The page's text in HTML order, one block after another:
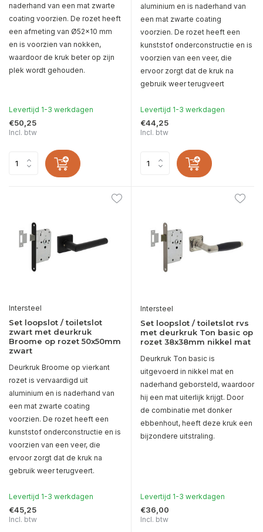
naderhand van een mat zwarte
coating voorzien. De rozet heeft
een afmeting van Ø52x10 mm
en is voorzien van nokken,
waardoor de kruk beter op zijn
plek wordt gehouden.
Levertijd 1-3 werkdagen
€50,25
Incl. btw
aluminium en is naderhand van
een mat zwarte coating
voorzien. De rozet heeft een
kunststof onderconstructie en is
voorzien van een veer, die
ervoor zorgt dat de kruk na
gebruik weer terugveert
Levertijd 1-3 werkdagen
€44,25
Incl. btw
Intersteel
Set loopslot / toiletslot
zwart met deurkruk
Broome op rozet 50x50mm
zwart
Deurkruk Broome op vierkant
rozet is vervaardigd uit
aluminium en is naderhand van
een mat zwarte coating
voorzien. De rozet heeft een
kunststof onderconstructie en is
voorzien van een veer, die
ervoor zorgt dat de kruk na
gebruik weer terugveert.
Levertijd 1-3 werkdagen
€45,25
Incl. btw
Intersteel
Set loopslot / toiletslot rvs
met deurkruk Ton basic op
rozet 38x38mm nikkel mat
Deurkruk Ton basic is
uitgevoerd in nikkel mat en
naderhand geborsteld, waardoor
hij een mat uiterlijk krijgt. Door
de combinatie met donker
ebbenhout, heeft deze kruk een
bijzondere uitstraling.
Levertijd 1-3 werkdagen
€36,00
Incl. btw